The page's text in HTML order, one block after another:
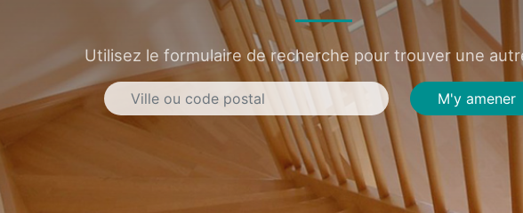
Utilisez le formulaire de recherche pour trouver une
M'y amener